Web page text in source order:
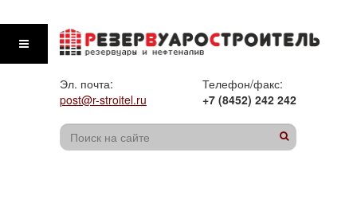
Эл. почта:
post@r-stroitel.ru
Телефон/факс:
+7 (8452) 242 242